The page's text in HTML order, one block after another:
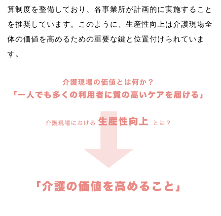
算制度を整備しており、各事業所が計画的に実施すること
を推奨しています。このように、生産性向上は介護現場全
体の価値を高めるための重要な鍵と位置付けられていま